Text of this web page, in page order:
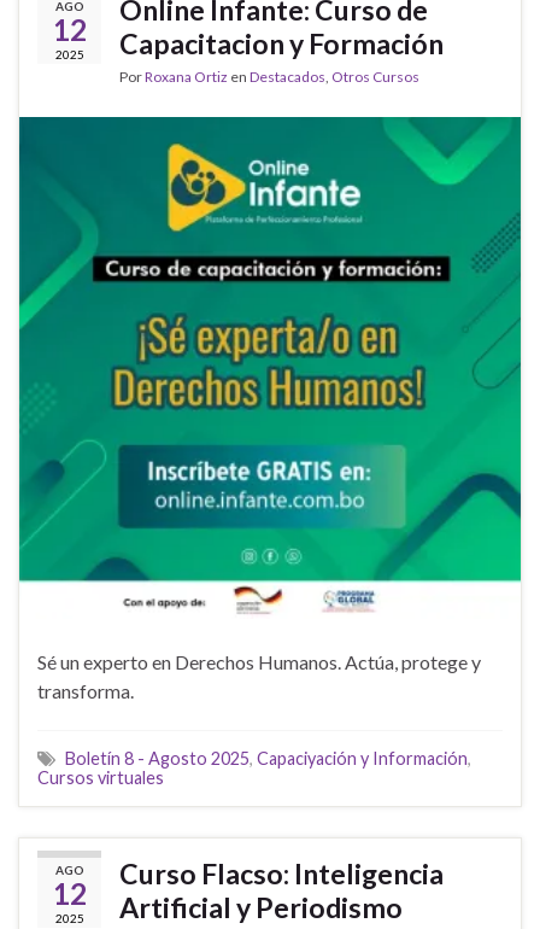
AGO
12
2025
Online Infante: Curso de
Capacitacion y Formación
PorRoxana Ortiz en Destacados Otros Cursos
Sé un experto en Derechos Humanos. Actúa, protege y
transforma.
Boletín 8 - Agosto 2025, Capaciyación y Información,
Cursos virtuales
AGO
12
2025
Curso Flacso: Inteligencia
Artificial y Periodismo